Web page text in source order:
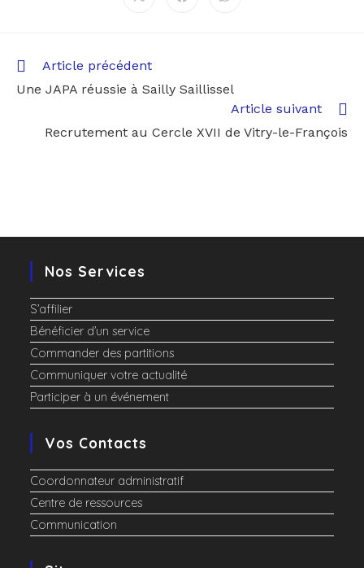
Article précédent
Une JAPA réussie à Sailly Saillissel
Article suivant
Recrutement au Cercle XVII de Vitry-le-François
Nos Services
S’affilier
Bénéficier d’un service
Commander des partitions
Communiquer votre actualité
Participer à un événement
Vos Contacts
Coordonnateur administratif
Centre de ressources
Communication